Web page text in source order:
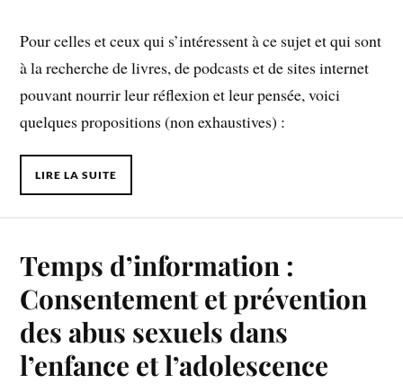
Pour celles et ceux qui s’intéressent à ce sujet et qui sont
à la recherche de livres, de podcasts et de sites internet
pouvant nourrir leur réflexion et leur pensée, voici
quelques propositions (non exhaustives) :
LIRE LA SUITE
Temps d’information :
Consentement et prévention
des abus sexuels dans
l’enfance et l’adolescence